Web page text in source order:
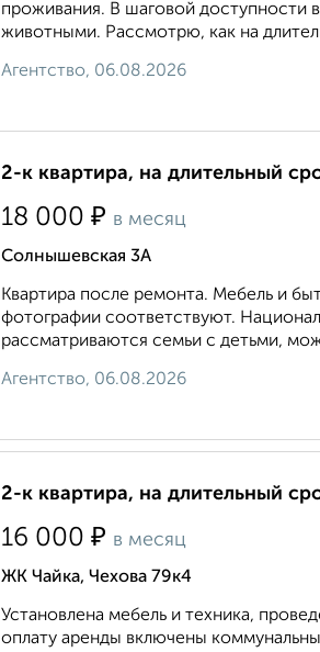
проживания. В шаговой доступности
животными. Рассмотрю, как на
Агентство, 06.08.2026
2-к квартира, на длительный
18 000 ₽ в месяц
Солнышевская 3А
Квартира после ремонта. Мебель и
фотографии соответствуют.
рассматриваются семьи с детьми,
Агентство, 06.08.2026
2-к квартира, на длительный
16 000 ₽ в месяц
ЖК Чайка, Чехова 79к4
Установлена мебель и техника,
оплату аренды включены